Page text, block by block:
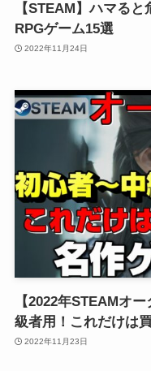
【STEAM】ハマる
RPGゲーム15選
2022年11月24日
【2022年STEAMオ
級者用！これだけは
2022年11月23日